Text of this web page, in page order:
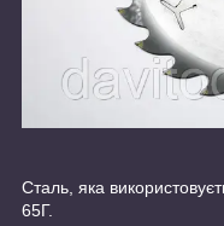
Сталь, яка
65Г.